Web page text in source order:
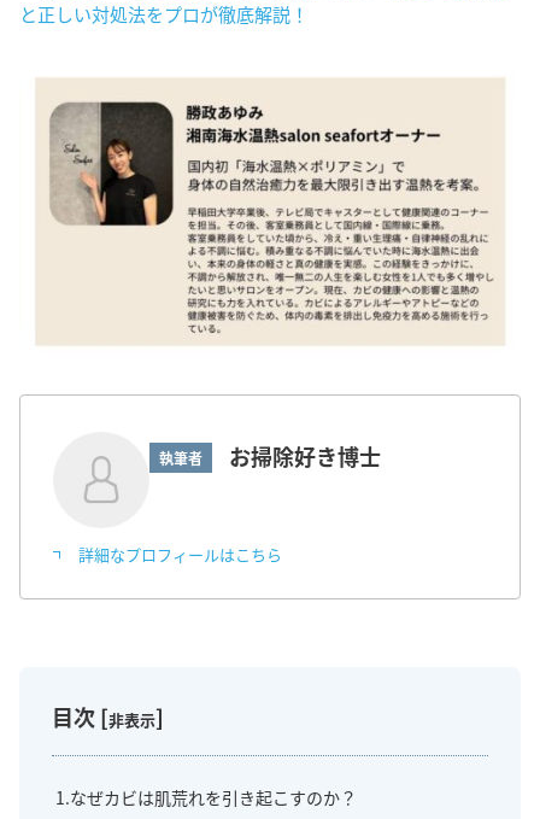
と正しい対処法をプロが徹底解説！
執筆者 お掃除好き博士
詳細なプロフィールはこちら
目次[非表示]
1.なぜカビは肌荒れを引き起こすのか？